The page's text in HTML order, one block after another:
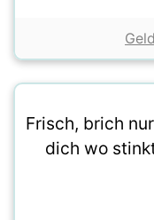
Geld
Frisch, brich
dich wo